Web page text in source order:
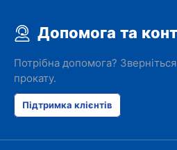
Допомога та
Потрібна допомога?
прокату.
Підтримка клієнтів